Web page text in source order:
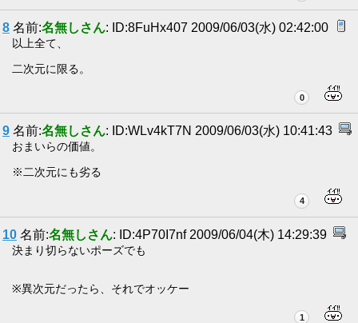
8 名前:名無しさん: ID:8FuHx407 2009/06/03(水) 02:42:00
以上全て、
二次元に限る。
0
9 名前:名無しさん: ID:WLv4kT7N 2009/06/03(水) 10:41:43
おまいらの価値。
※二次元にも劣る
4
10 名前:名無しさん: ID:4P70I7nf 2009/06/04(木) 14:29:39
決まり切らないポーズでも
※異次元だったら、それでオッケー
1